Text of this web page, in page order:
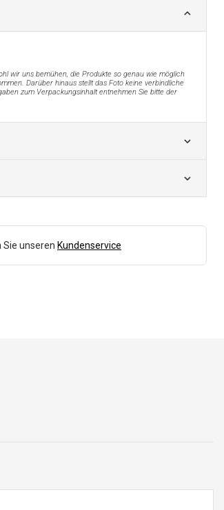
wir uns bemühen, die Produkte so genau wie möglich
Darüber hinaus stellt das Foto keine verbindliche
zum Verpackungsinhalt entnehmen Sie bitte der
Sie unseren Kundenservice